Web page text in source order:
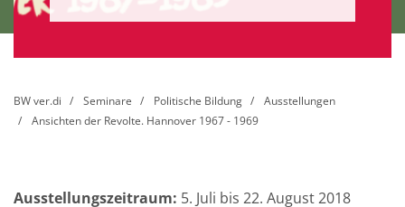
BW ver.di Seminare Politische Bildung
Ausstellungen
Ansichten der Revolte. Hannover 1967 - 1969
Ausstellungszeitraum: 5. Juli bis 22. August 2018